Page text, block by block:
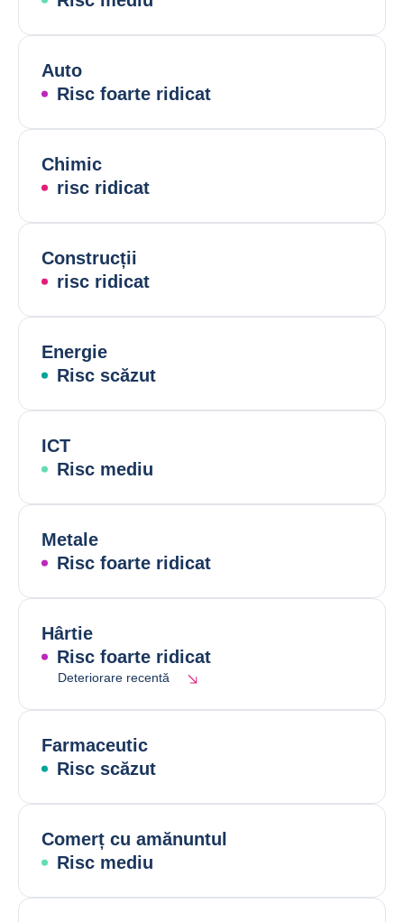
Auto
Risc foarte ridicat
Chimic
risc ridicat
Construcții
risc ridicat
Energie
Risc scăzut
ICT
Risc mediu
Metale
Risc foarte ridicat
Hârtie
Risc foarte ridicat
Deteriorare recentă
Farmaceutic
Risc scăzut
Comerț cu amănuntul
Risc mediu